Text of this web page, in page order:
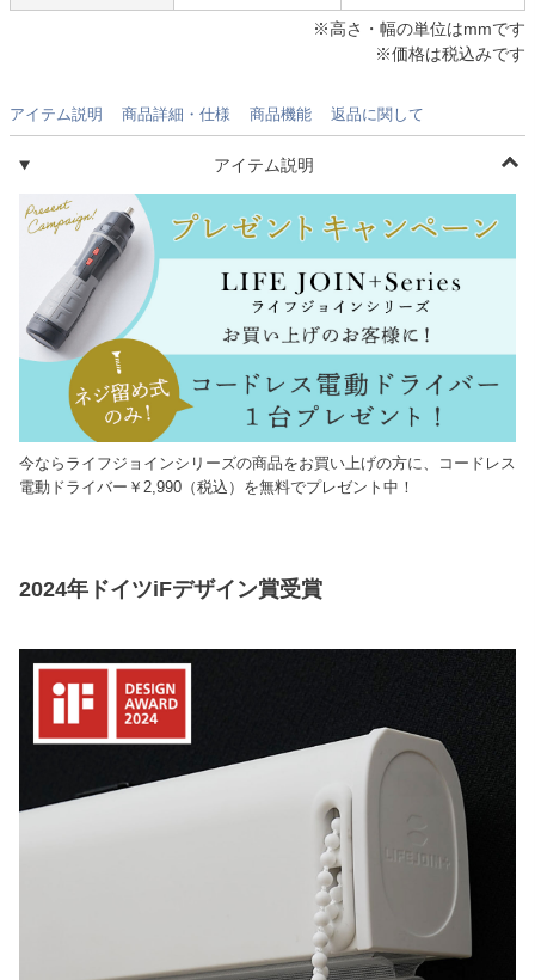
※高さ・幅の単位はmmです
※価格は税込みです
アイテム説明 商品詳細・仕様 商品機能 返品に関して
アイテム説明
今ならライフジョインシリーズの商品をお買い上げの方に、コードレス
電動ドライバー￥2,990（税込）を無料でプレゼント中！
2024年ドイツiFデザイン賞受賞